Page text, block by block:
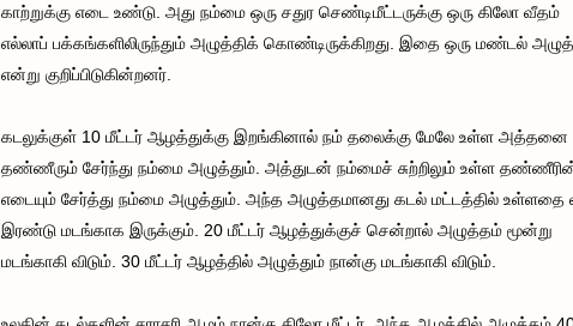
காற்றுக்கு எடை உண்டு. அது நம்மை ஒரு சதுர செண்டிமீட்டருக்கு ஒரு கிலோ வீதம்
எல்லாப் பக்கங்களிலிருந்தும் அழுத்திக் கொண்டிருக்கிறது. இதை ஒரு மண்டல்
என்று குறிப்பிடுகின்றனர்.
கடலுக்குள் 10 மீட்டர் ஆழத்துக்கு இறங்கினால் நம் தலைக்கு மேலே உள்ள அத்தனை
தண்ணீரும் சேர்ந்து நம்மை அழுத்தும். அத்துடன் நம்மைச் சுற்றிலும் உள்ள
எடையும் சேர்த்து நம்மை அழுத்தும். அந்த அழுத்தமானது கடல் மட்டத்தில் உள்ளதை
இரண்டு மடங்காக இருக்கும். 20 மீட்டர் ஆழத்துக்குச் சென்றால் அழுத்தம் மூன்று
மடங்காகி விடும். 30 மீட்டர் ஆழத்தில் அழுத்தும் நான்கு மடங்காகி விடும்.